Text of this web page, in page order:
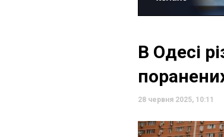
В Одесі
28 червня 2025, 10:11